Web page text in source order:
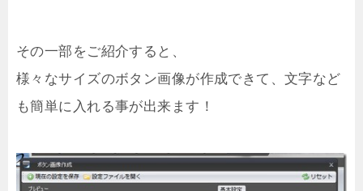
その一部をご紹介すると、
様々なサイズのボタン画像が作成できて、文字など
も簡単に入れる事が出来ます！